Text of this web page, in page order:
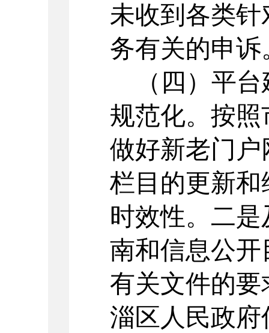
未收到各类
务有关的申诉
（四） 平台
规范化。 按照
做好新老门户
栏目的更新
时效性。二
南和信息公开
有关文件的要
淄区人民政